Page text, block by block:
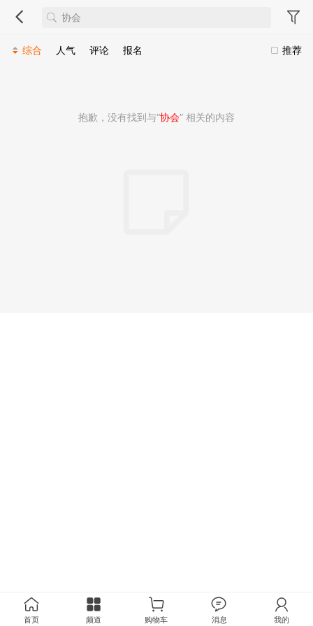
推荐
综合 人气 评论 报名
抱歉，没有找到与“协会” 相关的内容
首页 频道 购物车 消息 我的